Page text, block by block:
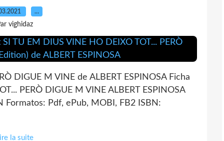
…
vighidaz
DIGUE M VINE de ALBERT ESPINOSA Ficha
PERÒ DIGUE M VINE ALBERT ESPINOSA
Formatos: Pdf, ePub, MOBI, FB2 ISBN:
la suite